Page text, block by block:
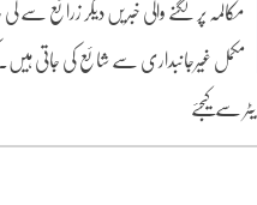
مکالمہ پر لگنے والی خبریں دیگر زرائع سے لی
مکمل غیرجانبداری سے شائع کی جاتی
سے کیجئے